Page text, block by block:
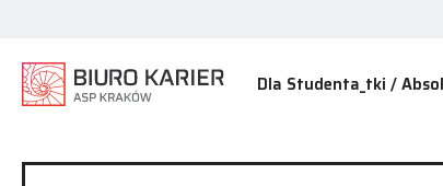
Dla Studenta_tki /